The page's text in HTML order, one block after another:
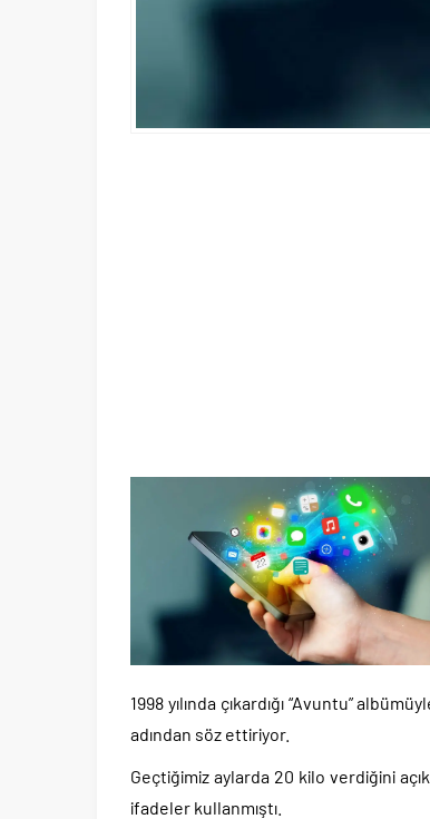
1998 yılında çıkardığı “Avuntu”
adından söz ettiriyor.
Geçtiğimiz aylarda 20 kilo verdiğini
ifadeler kullanmıştı.